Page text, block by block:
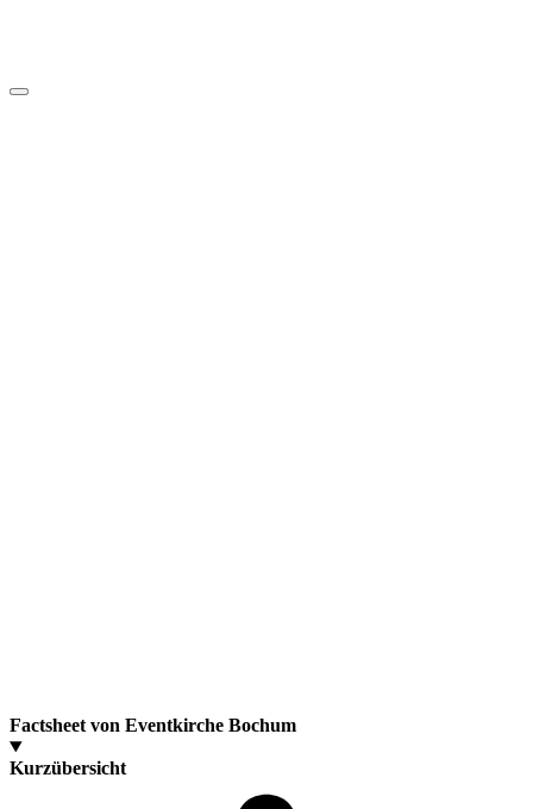
Factsheet von Eventkirche Bochum
Kurzübersicht